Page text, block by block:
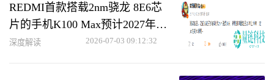
REDMI首款搭载2nm骁龙 8E6芯
片的手机K100 Max预计2027年上
半年发布
深度解读 2026-07-03 09:12:32